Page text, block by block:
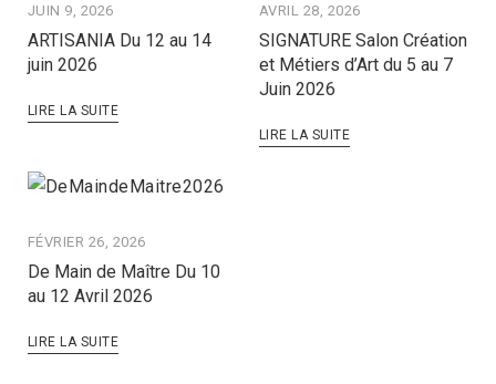
JUIN 9, 2026
ARTISANIA Du 12 au 14
juin 2026
LIRE LA SUITE
AVRIL 28, 2026
SIGNATURE Salon Création
et Métiers d’Art du 5 au 7
Juin 2026
LIRE LA SUITE
FÉVRIER 26, 2026
De Main de Maître Du 10
au 12 Avril 2026
LIRE LA SUITE